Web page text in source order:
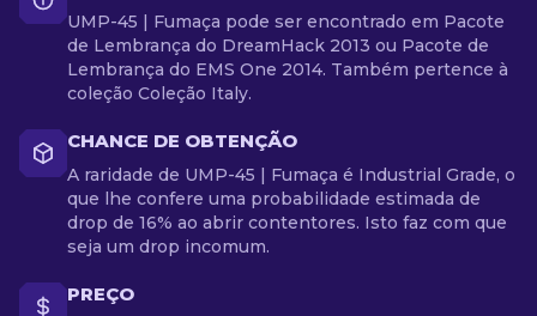
UMP-45 | Fumaça pode ser encontrado em Pacote
de Lembrança do DreamHack 2013 ou Pacote de
Lembrança do EMS One 2014. Também pertence à
coleção Coleção Italy.
CHANCE DE OBTENÇÃO
A raridade de UMP-45 | Fumaça é Industrial Grade, o
que lhe confere uma probabilidade estimada de
drop de 16% ao abrir contentores. Isto faz com que
seja um drop incomum.
PREÇO